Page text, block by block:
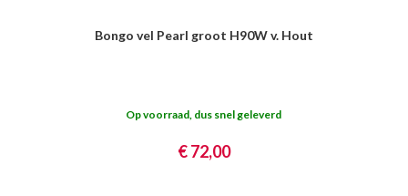
Bongo vel Pearl groot H90W v. Hout
Op voorraad, dus snel geleverd
€ 72,00